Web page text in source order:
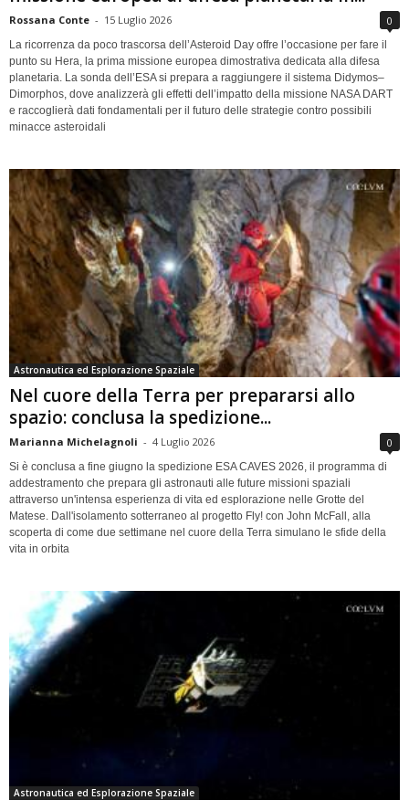
Rossana Conte - 15 Luglio 2026 0
La ricorrenza da poco trascorsa dell’Asteroid Day offre l’occasione per fare il
punto su Hera, la prima missione europea dimostrativa dedicata alla difesa
planetaria. La sonda dell’ESA si prepara a raggiungere il sistema Didymos–
Dimorphos, dove analizzerà gli effetti dell’impatto della missione NASA DART
e raccoglierà dati fondamentali per il futuro delle strategie contro possibili
minacce asteroidali
Astronautica ed Esplorazione Spaziale
Nel cuore della Terra per prepararsi allo
spazio: conclusa la spedizione...
Marianna Michelagnoli - 4 Luglio 2026 0
Si è conclusa a fine giugno la spedizione ESA CAVES 2026, il programma di
addestramento che prepara gli astronauti alle future missioni spaziali
attraverso un'intensa esperienza di vita ed esplorazione nelle Grotte del
Matese. Dall'isolamento sotterraneo al progetto Fly! con John McFall, alla
scoperta di come due settimane nel cuore della Terra simulano le sfide della
vita in orbita
Astronautica ed Esplorazione Spaziale